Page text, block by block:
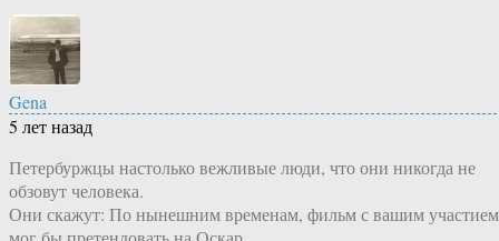
Gena
5 лет назад
Петербуржцы настолько вежливые люди, что они никогда не
обзовут человека.
Они скажут: По нынешним временам, фильм с вашим участием